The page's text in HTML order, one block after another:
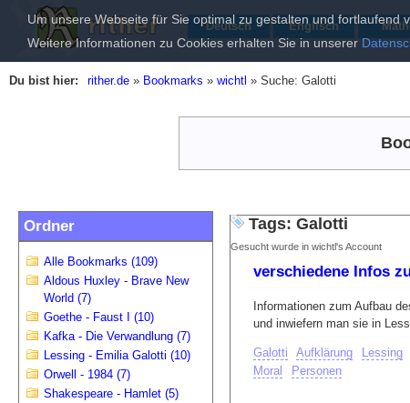
Deutsch Englisch
Du bist hier: rither.de » Bookmarks »wichtl »Suche: Galotti
Ordner
Alle Bookmarks (109)
Aldous Huxley - Brave New
World (7)
Goethe - Faust I (10)
Kafka - Die Verwandlung (7)
Lessing - Emilia Galotti (10)
Orwell - 1984 (7)
Shakespeare - Hamlet (5)
Tags: Galotti
Gesucht wurde in wichtl's Account
verschiedene Infos
Informationen zum Aufbau
und inwiefern man sie in
Galotti Aufklärung Lessing
Moral
Personen
Um unsere Webseite für Sie optimal zu gestalten und fortlaufend
Weitere Informationen zu Cookies erhalten Sie in unserer